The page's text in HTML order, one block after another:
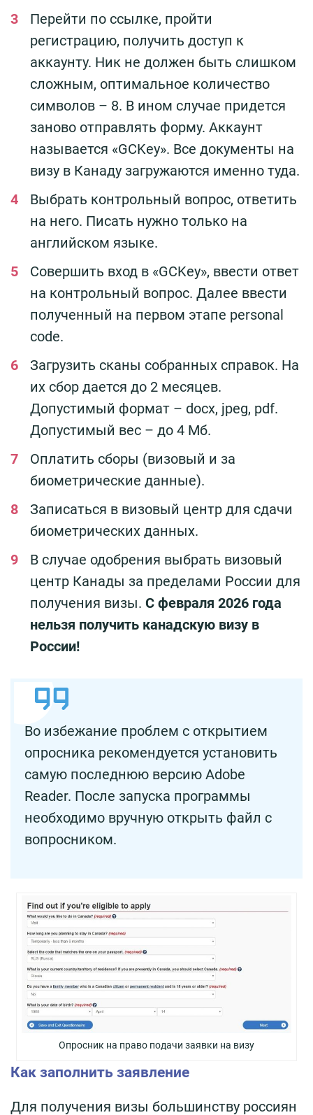
Перейти по ссылке, пройти
регистрацию, получить доступ к
аккаунту. Ник не должен быть слишком
сложным, оптимальное количество
символов – 8. В ином случае придется
заново отправлять форму. Аккаунт
называется «GCKey». Все документы на
визу в Канаду загружаются именно туда.
Выбрать контрольный вопрос, ответить
на него. Писать нужно только на
английском языке.
Совершить вход в «GCKey», ввести ответ
на контрольный вопрос. Далее ввести
полученный на первом этапе personal
code.
Загрузить сканы собранных справок. На
их сбор дается до 2 месяцев.
Допустимый формат – docx, jpeg, pdf.
Допустимый вес – до 4 Мб.
Оплатить сборы (визовый и за
биометрические данные).
Записаться в визовый центр для сдачи
биометрических данных.
В случае одобрения выбрать визовый
центр Канады за пределами России для
получения визы. С февраля 2026 года
нельзя получить канадскую визу в
России!
Во избежание проблем с открытием
опросника рекомендуется установить
самую последнюю версию Adobe
Reader. После запуска программы
необходимо вручную открыть файл с
вопросником.
Опросник на право подачи заявки на визу
Как заполнить заявление
Для получения визы большинству россиян